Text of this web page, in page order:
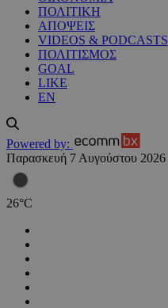
ΠΟΛΙΤΙΚΗ
ΑΠΟΨΕΙΣ
VIDEOS & PODCASTS
ΠΟΛΙΤΙΣΜΟΣ
GOAL
LIKE
EN
Powered by:
Παρασκευή 7 Αυγούστου 2026
26°C